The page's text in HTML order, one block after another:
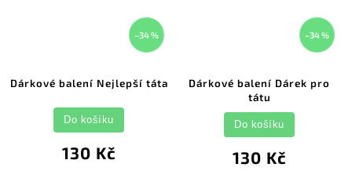
–34 %
Dárkové balení Nejlepší táta
130 Kč
Do košíku
–34 %
Dárkové balení Dárek pro
tátu
130 Kč
Do košíku